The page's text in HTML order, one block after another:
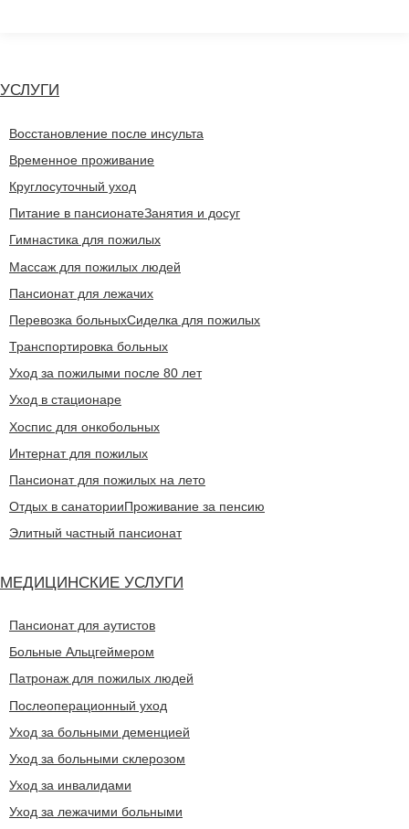
УСЛУГИ
Восстановление после инсульта
Временное проживание
Круглосуточный уход
Питание в пансионатеЗанятия и досуг
Гимнастика для пожилых
Массаж для пожилых людей
Пансионат для лежачих
Перевозка больныхСиделка для пожилых
Транспортировка больных
Уход за пожилыми после 80 лет
Уход в стационаре
Хоспис для онкобольных
Интернат для пожилых
Пансионат для пожилых на лето
Отдых в санаторииПроживание за пенсию
Элитный частный пансионат
МЕДИЦИНСКИЕ УСЛУГИ
Пансионат для аутистов
Больные Альцгеймером
Патронаж для пожилых людей
Послеоперационный уход
Уход за больными деменцией
Уход за больными склерозом
Уход за инвалидами
Уход за лежачими больными